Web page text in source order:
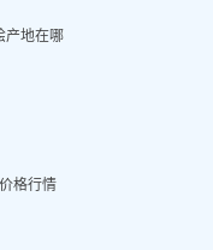
产地在哪
格行情